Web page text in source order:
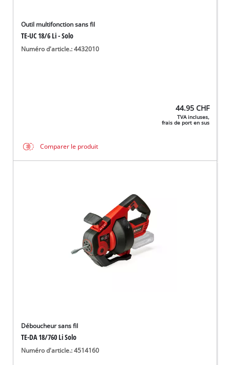
Outil multifonction sans fil
TE-UC 18/6 Li - Solo
Numéro d'article.: 4432010
44.95 CHF
TVA incluses,
frais de port en sus
Comparer le produit
Déboucheur sans fil
TE-DA 18/760 Li Solo
Numéro d'article.: 4514160